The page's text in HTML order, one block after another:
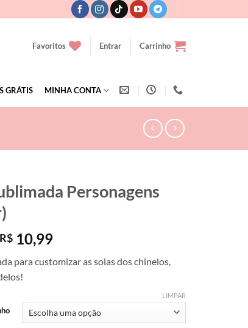
Favoritos Entrar Carrinho
GRÁTIS MINHA CONTA
Personagens
R$10,99Faixa
preço:
R$ 10,99
para customizar as solas dos chinelos,
LIMPAR